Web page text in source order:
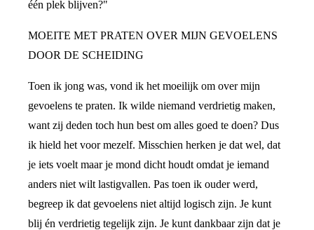
één plek blijven?"
MOEITE MET PRATEN OVER MIJN GEVOELENS
DOOR DE SCHEIDING
Toen ik jong was, vond ik het moeilijk om over mijn
gevoelens te praten. Ik wilde niemand verdrietig maken,
want zij deden toch hun best om alles goed te doen? Dus
ik hield het voor mezelf. Misschien herken je dat wel, dat
je iets voelt maar je mond dicht houdt omdat je iemand
anders niet wilt lastigvallen. Pas toen ik ouder werd,
begreep ik dat gevoelens niet altijd logisch zijn. Je kunt
blij én verdrietig tegelijk zijn. Je kunt dankbaar zijn dat je